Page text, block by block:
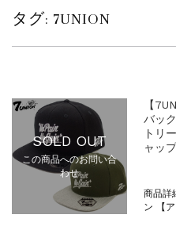
タグ:7UNION
SOLD OUT
この商品へのお問い合
わせ
【
バッ
トリ
ャッ
商品詳
ン 【